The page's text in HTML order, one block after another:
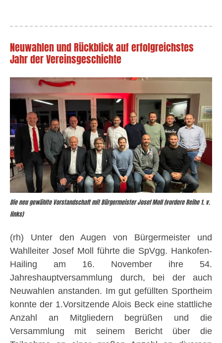
Neuwahlen und Rückblick auf erfolgreichstes
Jahr der Vereinsgeschichte
Die neu gewählte Vorstandschaft mit Bürgermeister Josef Moll (vordere Reihe 1. v.
links)
(rh) Unter den Augen von Bürgermeister und
Wahlleiter Josef Moll führte die SpVgg. Hankofen-
Hailing am 16. November ihre 54.
Jahreshauptversammlung durch, bei der auch
Neuwahlen anstanden. Im gut gefüllten Sportheim
konnte der 1.Vorsitzende Alois Beck eine stattliche
Anzahl an Mitgliedern begrüßen und die
Versammlung mit seinem Bericht über die